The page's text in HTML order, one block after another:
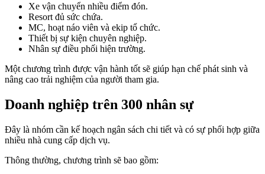
Xe vận chuyển nhiều điểm đón.
Resort đủ sức chứa.
MC, hoạt náo viên và ekip tổ chức.
Thiết bị sự kiện chuyên nghiệp.
Nhân sự điều phối hiện trường.
Một chương trình được vận hành tốt sẽ giúp hạn chế phát sinh và
nâng cao trải nghiệm của người tham gia.
Doanh nghiệp trên 300 nhân sự
Đây là nhóm cần kế hoạch ngân sách chi tiết và có sự phối hợp giữa
nhiều nhà cung cấp dịch vụ.
Thông thường, chương trình sẽ bao gồm: